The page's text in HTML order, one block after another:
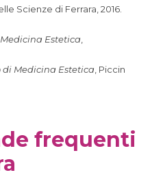
Scienze di Ferrara, 2016.
Estetica
di Medicina Estetica , Piccin
frequenti